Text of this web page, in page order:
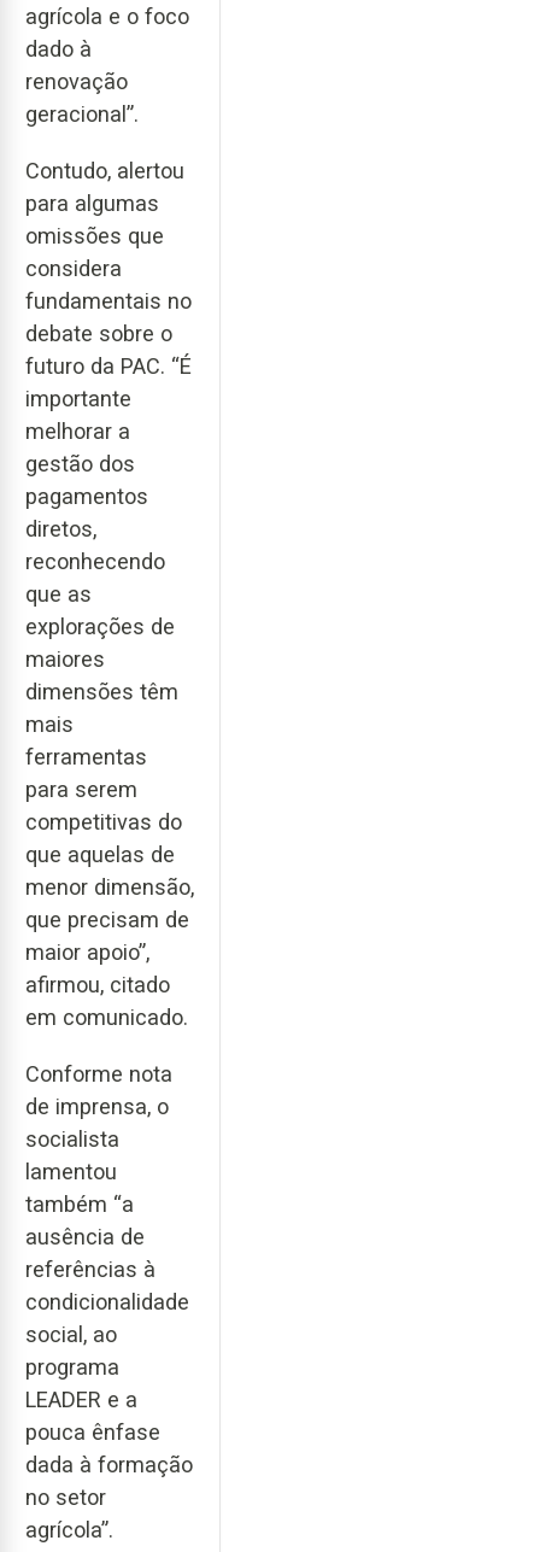
agrícola e o foco
dado à
renovação
geracional”.
Contudo, alertou
para algumas
omissões que
considera
fundamentais no
debate sobre o
futuro da PAC. “É
importante
melhorar a
gestão dos
pagamentos
diretos,
reconhecendo
que as
explorações de
maiores
dimensões têm
mais
ferramentas
para serem
competitivas do
que aquelas de
menor dimensão,
que precisam de
maior apoio”,
afirmou, citado
em comunicado.
Conforme nota
de imprensa, o
socialista
lamentou
também “a
ausência de
referências à
condicionalidade
social, ao
programa
LEADER e a
pouca ênfase
dada à formação
no setor
agrícola”.